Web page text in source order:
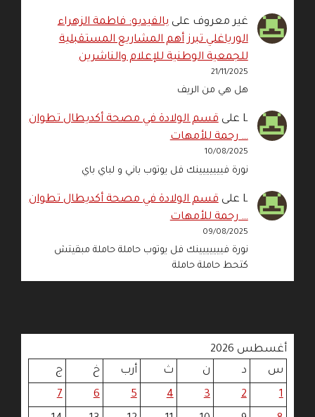
غير معروف علىبالفيديو: فاطمة الزهراء
الورياغلي تبرز أهم المشاريع المستقبلية
للجمعية الوطنية للإعلام والناشرين
21/11/2025
هل هي من الريف
L علىقسم الولادة في مصحة أكديطال تطوان
… رحمة للأمهات
10/08/2025
نورة فييييييينك فل يوتوب باني و لباي باي
L علىقسم الولادة في مصحة أكديطال تطوان
… رحمة للأمهات
09/08/2025
نورة فييييييينك فل يوتوب حاملة حاملة مبقيتش
كتحط حاملة حاملة
أغسطس 2026
س
د ن ث أرب خ
ج
1
2
3
4
5
6
7